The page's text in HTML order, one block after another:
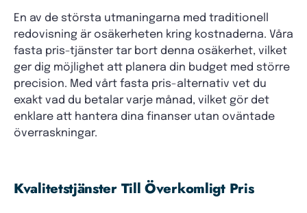
En av de största utmaningarna med traditionell
redovisning är osäkerheten kring kostnaderna. Våra
fasta pris-tjänster tar bort denna osäkerhet, vilket
ger dig möjlighet att planera din budget med större
precision. Med vårt fasta pris-alternativ vet du
exakt vad du betalar varje månad, vilket gör det
enklare att hantera dina finanser utan oväntade
överraskningar.
Kvalitetstjänster Till Överkomligt Pris